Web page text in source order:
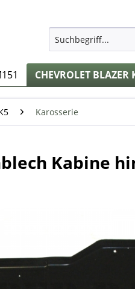
CHEVROLET BLAZER
Karosserie
Kabine